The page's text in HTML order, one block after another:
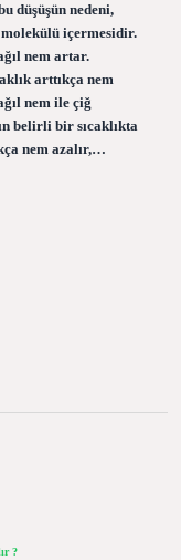
düşüşün nedeni,
molekülü içermesidir.
nem artar.
arttıkça nem
nem ile çiğ
belirli bir sıcaklıkta
nem azalır,…
?